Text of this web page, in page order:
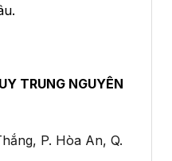
TRUNG NGUYÊN
P. Hòa An, Q.